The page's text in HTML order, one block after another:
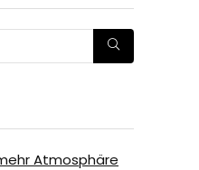
Atmosphäre